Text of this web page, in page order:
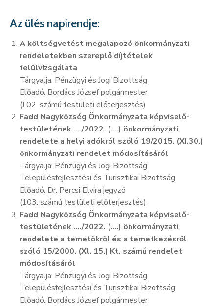
Az ülés napirendje:
A költségvetést megalapozó önkormányzati
rendeletekben szereplő díjtételek
felülvizsgálata
Tárgyalja: Pénzügyi és Jogi Bizottság
Előadó: Bordács József polgármester
(J 02. számú testületi előterjesztés)
Fadd Nagyközség Önkormányzata képviselő-
testületének …./2022. (….) önkormányzati
rendelete a helyi adókról szóló 19/2015. (XI.30.)
önkormányzati rendelet módosításáról
Tárgyalja: Pénzügyi és Jogi Bizottság,
Településfejlesztési és Turisztikai Bizottság
Előadó: Dr. Percsi Elvira jegyző
(103. számú testületi előterjesztés)
Fadd Nagyközség Önkormányzata képviselő-
testületének …./2022. (….) önkormányzati
rendelete a temetőkről és a temetkezésről
szóló 15/2000. (Xl. 15.) Kt. számú rendelet
módosításáról
Tárgyalja: Pénzügyi és Jogi Bizottság,
Településfejlesztési és Turisztikai Bizottság
Előadó: Bordács József polgármester